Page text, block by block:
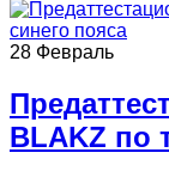
28 Февраль
BLAKZ по